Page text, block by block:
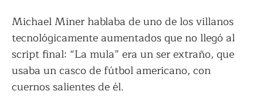
Michael Miner hablaba de uno de los villanos
tecnológicamente aumentados que no llegó al
script final: “La mula” era un ser extraño, que
usaba un casco de fútbol americano, con
cuernos salientes de él.